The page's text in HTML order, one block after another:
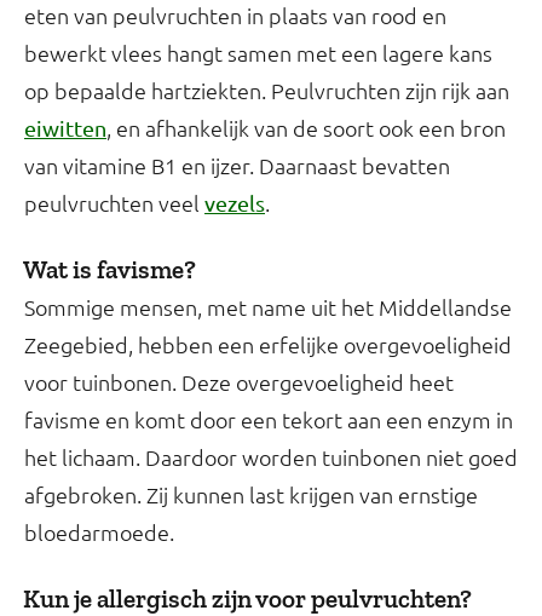
eten van peulvruchten in plaats van rood en
bewerkt vlees hangt samen met een lagere kans
op bepaalde hartziekten. Peulvruchten zijn rijk aan
eiwitten, en afhankelijk van de soort ook een bron
van vitamine B1 en ijzer. Daarnaast bevatten
peulvruchten veel vezels.
Wat is favisme?
Sommige mensen, met name uit het Middellandse
Zeegebied, hebben een erfelijke overgevoeligheid
voor tuinbonen. Deze overgevoeligheid heet
favisme en komt door een tekort aan een enzym in
het lichaam. Daardoor worden tuinbonen niet goed
afgebroken. Zij kunnen last krijgen van ernstige
bloedarmoede.
Kun je allergisch zijn voor peulvruchten?